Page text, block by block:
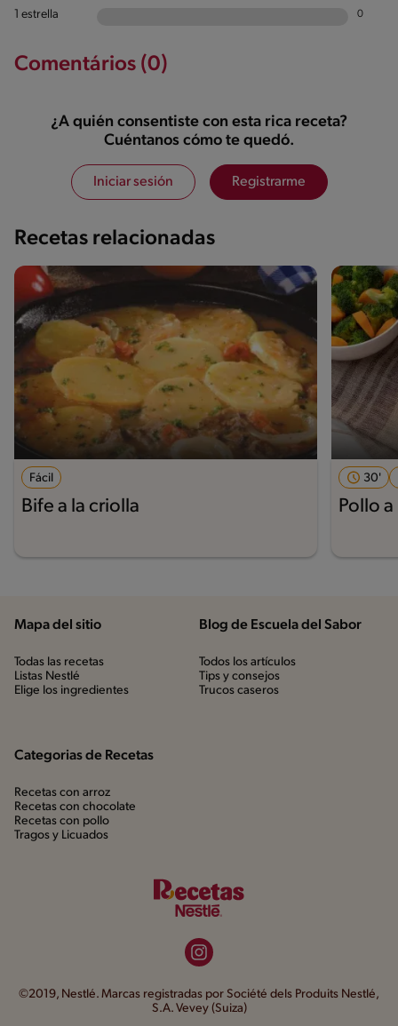
1 estrella 0
Comentários (0)
¿A quién consentiste con esta rica receta?
Cuéntanos cómo te quedó.
Iniciar sesión Registrarme
Recetas relacionadas
Fácil
Bife a la criolla
30'
Pollo
Mapa del sitio
Todas las recetas
Listas Nestlé
Elige los ingredientes
Blog de Escuela del Sabor
Todos los artículos
Tips y consejos
Trucos caseros
Categorias de Recetas
Recetas con arroz
Recetas con chocolate
Recetas con pollo
Tragos y Licuados
©2019, Nestlé. Marcas registradas por Société dels Produits Nestlé,
S.A. Vevey (Suiza)